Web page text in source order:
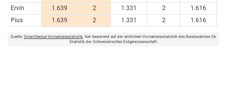
Ervin
1.639 2 1.331 2
1.616
Pius
1.639 2 1.331 2 1.616
Quelle: SmartGenius-Vornamensstatistik , hier basierend auf der amtlichen Vornamensstatistik des Bundesamtes für
Statistik der Schweizerischen Eidgenossenschaft.